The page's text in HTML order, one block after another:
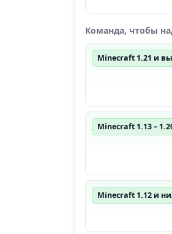
Команда, чтобы
Minecraft 1.21 и
Minecraft 1.13 –
Minecraft 1.12 и